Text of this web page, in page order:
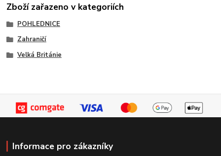
Zboží zařazeno v kategoriích
POHLEDNICE
Zahraničí
Velká Británie
Informace pro zákazníky